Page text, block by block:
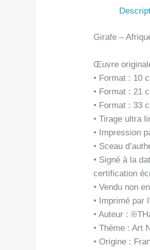
Girafe –
Œuvre
• Format : 10
• Format : 21
• Format : 33
• Tirage ultra
• Impression
• Sceau
• Signé à la
certification
• Vendu non
• Imprimé par
• Auteur :
• Thème : Art
• Origine :